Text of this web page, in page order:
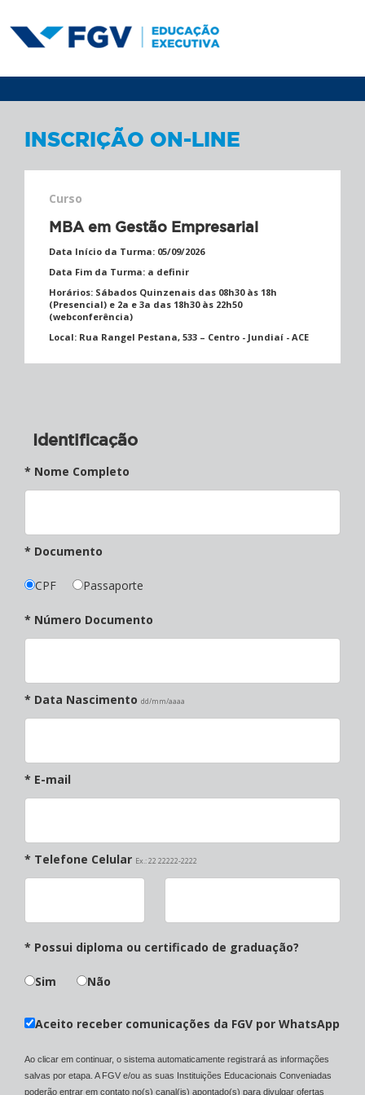
INSCRIÇÃO ON-LINE
Curso
MBA em Gestão Empresarial
Data Início da Turma: 05/09/2026
Data Fim da Turma: a definir
Horários: Sábados Quinzenais das 08h30 às 18h
(Presencial) e 2a e 3a das 18h30 às 22h50
(webconferência)
Local: Rua Rangel Pestana, 533 – Centro - Jundiaí - ACE
Identificação
* Nome Completo
* Documento
CPF Passaporte
* Número Documento
* Data Nascimento dd/mm/aaaa
* E-mail
* Telefone Celular Ex.: 22 22222-2222
* Possui diploma ou certificado de graduação?
Sim Não
Aceito receber comunicações da FGV por WhatsApp
Ao clicar em continuar, o sistema automaticamente registrará as informações
salvas por etapa. A FGV e/ou as suas Instituições Educacionais Conveniadas
poderão entrar em contato no(s) canal(is) apontado(s) para divulgar ofertas